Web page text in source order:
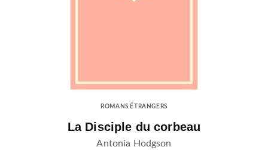
ROMANS ÉTRANGERS
La Disciple du corbeau
Antonia Hodgson